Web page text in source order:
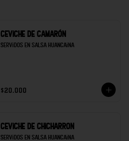
Ceviche de Camarón
Servidos en salsa Huancaina
$20.000
Ceviche de Chicharron
Servidos en salsa Huancaina